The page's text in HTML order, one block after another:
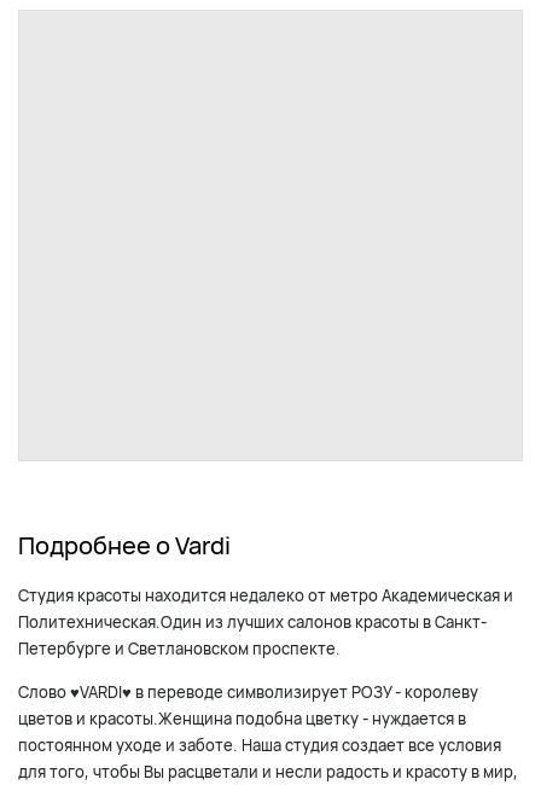
Подробнее о Vardi
Студия красоты находится недалеко от метро Академическая и
Политехническая.Один из лучших салонов красоты в Санкт-
Петербурге и Светлановском проспекте.
Слово ♥VARDI♥ в переводе символизирует РОЗУ - королеву
цветов и красоты.Женщина подобна цветку - нуждается в
постоянном уходе и заботе. Наша студия создает все условия
для того, чтобы Вы расцветали и несли радость и красоту в мир,